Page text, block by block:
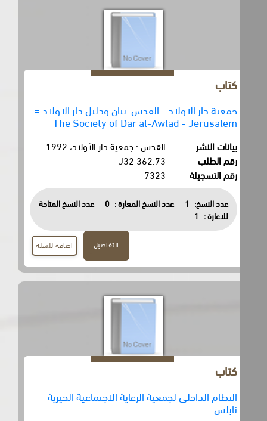
جمعية دار الاولاد - القدس: بيان ودليل دار الاولاد =
The Society of Dar al-Awlad - Jerusalem
بيانات النشر
القدس : جمعية دار الأولاد، 1992.
رقم الطلب
362.73 J32
رقم التسجيلة
7323
عدد النسخ: 1 عدد النسخ المعارة : 0
عدد النسخ المتاحة
للاعارة :
1
اضافة للسلة
النظام الداخلي لجمعية الرعاية الاجتماعية الخيرية -